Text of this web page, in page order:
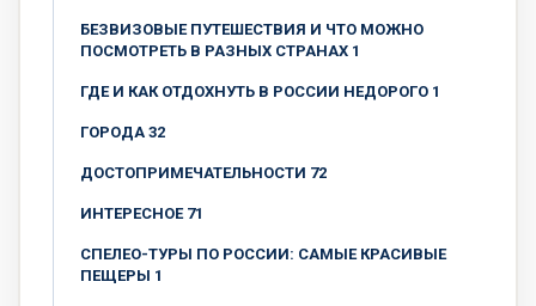
БЕЗВИЗОВЫЕ ПУТЕШЕСТВИЯ И ЧТО МОЖНО
ПОСМОТРЕТЬ В РАЗНЫХ СТРАНАХ 1
ГДЕ И КАК ОТДОХНУТЬ В РОССИИ НЕДОРОГО 1
ГОРОДА 32
ДОСТОПРИМЕЧАТЕЛЬНОСТИ 72
ИНТЕРЕСНОЕ 71
СПЕЛЕО-ТУРЫ ПО РОССИИ: САМЫЕ КРАСИВЫЕ
ПЕЩЕРЫ 1